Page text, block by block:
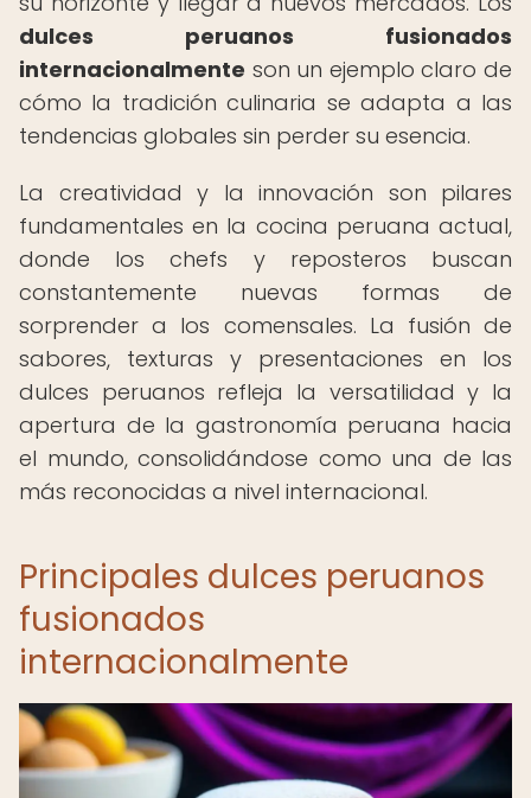
dulces peruanos fusionados
internacionalmente son un ejemplo claro de
cómo la tradición culinaria se adapta a las
tendencias globales sin perder su esencia.
La creatividad y la innovación son pilares
fundamentales en la cocina peruana actual,
donde los chefs y reposteros buscan
constantemente nuevas formas de
sorprender a los comensales. La fusión de
sabores, texturas y presentaciones en los
dulces peruanos refleja la versatilidad y la
apertura de la gastronomía peruana hacia
el mundo, consolidándose como una de las
más reconocidas a nivel internacional.
Principales dulces peruanos
fusionados
internacionalmente